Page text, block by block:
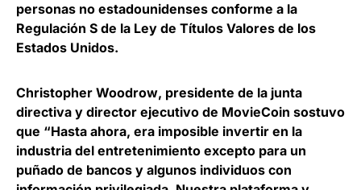
personas no estadounidenses conforme a la
Regulación S de la Ley de Títulos Valores de los
Estados Unidos.
Christopher Woodrow, presidente de la junta
directiva y director ejecutivo de MovieCoin sostuvo
que “Hasta ahora, era imposible invertir en la
industria del entretenimiento excepto para un
puñado de bancos y algunos individuos con